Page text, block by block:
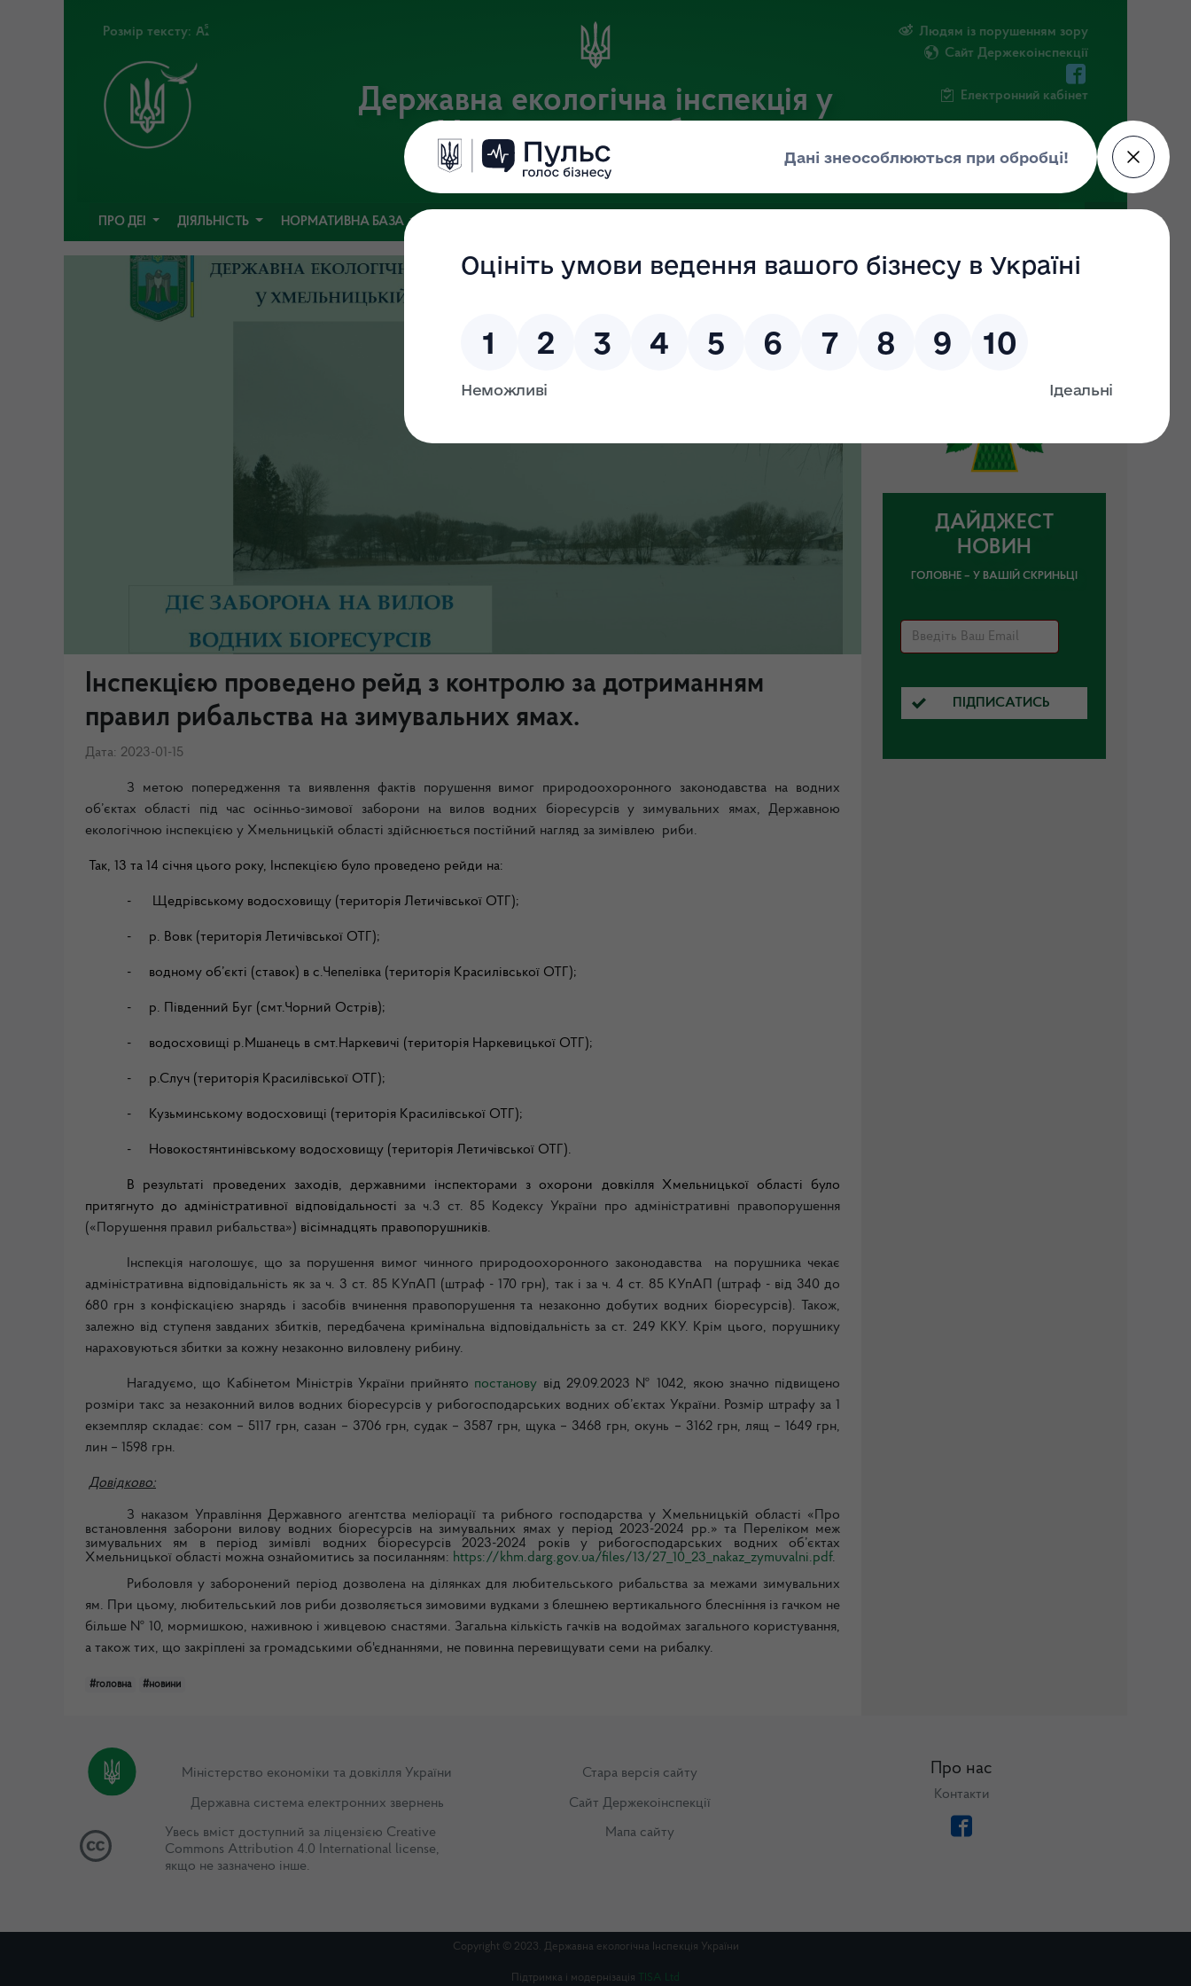
Розмір тексту:
Державна екологічна інспекція у
Хмельницькій області
Офіційний веб-портал
Людям із порушенням зору
Сайт Держекоінспекції
Електронний кабінет
ПРО ДЕІ ДІЯЛЬНІСТЬ НОРМАТИВНА БАЗА
Інспекцією проведено рейд з контролю за дотриманням
правил рибальства на зимувальних ямах.
Дата: 2023-01-15
З метою попередження та виявлення фактів порушення вимог природоохоронного законодавства на водних
об’єктах області під час осінньо-зимової заборони на вилов водних біоресурсів у зимувальних ямах, Державною
екологічною інспекцією у Хмельницькій області здійснюється постійний нагляд за зимівлею риби.
Так, 13 та 14 січня цього року, Інспекцією було проведено рейди на:
- Щедрівському водосховищу (територія Летичівської ОТГ);
- р. Вовк (територія Летичівської ОТГ);
- водному об’єкті (ставок) в с.Чепелівка (територія Красилівської ОТГ);
- р. Південний Буг (смт.Чорний Острів);
- водосховищі р.Мшанець в смт.Наркевичі (територія Наркевицької ОТГ);
- р.Случ (територія Красилівської ОТГ);
- Кузьминському водосховищі (територія Красилівської ОТГ);
- Новокостянтинівському водосховищу (територія Летичівської ОТГ).
В результаті проведених заходів, державними інспекторами з охорони довкілля Хмельницької області було
притягнуто до адміністративної відповідальності за ч.3 ст. 85 Кодексу України про адміністративні правопорушення
(«Порушення правил рибальства») вісімнадцять правопорушників.
Інспекція наголошує, що за порушення вимог чинного природоохоронного законодавства на порушника чекає
адміністративна відповідальність як за ч. 3 ст. 85 КУпАП (штраф - 170 грн), так і за ч. 4 ст. 85 КУпАП (штраф - від 340 до
680 грн з конфіскацією знарядь і засобів вчинення правопорушення та незаконно добутих водних біоресурсів). Також,
залежно від ступеня завданих збитків, передбачена кримінальна відповідальність за ст. 249 ККУ. Крім цього, порушнику
нараховуються збитки за кожну незаконно виловлену рибину.
Нагадуємо, що Кабінетом Міністрів України прийнято постанову від 29.09.2023 № 1042, якою значно підвищено
розміри такс за незаконний вилов водних біоресурсів у рибогосподарських водних об’єктах України. Розмір штрафу за 1
екземпляр складає: сом – 5117 грн, сазан – 3706 грн, судак – 3587 грн, щука – 3468 грн, окунь – 3162 грн, лящ – 1649 грн,
лин – 1598 грн.
Довідково:
З наказом Управління Державного агентства меліорації та рибного господарства у Хмельницькій області «Про
встановлення заборони вилову водних біоресурсів на зимувальних ямах у період 2023-2024 рр.» та Переліком меж
зимувальних ям в період зимівлі водних біоресурсів 2023-2024 років у рибогосподарських водних об’єктах
Хмельницької області можна ознайомитись за посиланням: https://khm.darg.gov.ua/files/13/27_10_23_nakaz_zymuvalni.pdf.
Риболовля у заборонений період дозволена на ділянках для любительського рибальства за межами зимувальних
ям. При цьому, любительський лов риби дозволяється зимовими вудками з блешнею вертикального блесніння із гачком не
більше № 10, мормишкою, наживною і живцевою снастями. Загальна кількість гачків на водоймах загального користування,
а також тих, що закріплені за громадськими об'єднаннями, не повинна перевищувати семи на рибалку.
#головна #новини
ДАЙДЖЕСТ
НОВИН
ГОЛОВНЕ – У ВАШІЙ СКРИНЬЦІ
ПІДПИСАТИСЬ
Міністерство економіки та довкілля України
Державна система електронних звернень
Увесь вміст доступний за ліцензією Creative
Commons Attribution 4.0 International license,
якщо не зазначено інше.
Стара версія сайту
Сайт Держекоінспекції
Мапа сайту
Про нас
Контакти
Copyright © 2023. Державна екологічна Інспекція України
Підтримка і модернізація TISA Ltd